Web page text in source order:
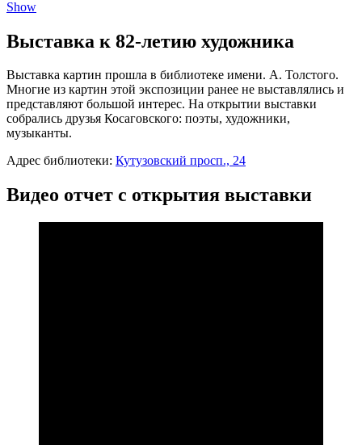
Show
Выставка к 82-летию художника
Выставка картин прошла в библиотеке имени. А. Толстого.
Многие из картин этой экспозиции ранее не выставлялись и
представляют большой интерес. На открытии выставки
собрались друзья Косаговского: поэты, художники,
музыканты.
Адрес библиотеки: Кутузовский просп., 24
Видео отчет с открытия выставки